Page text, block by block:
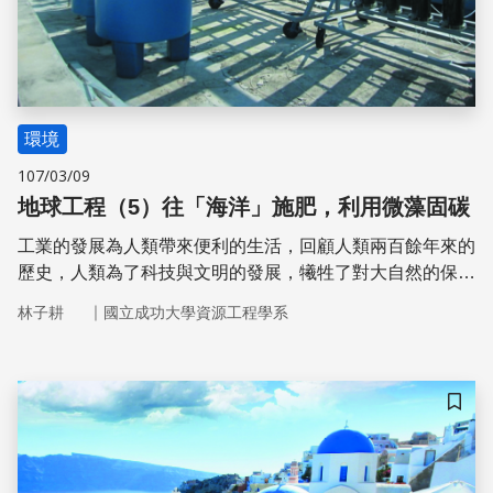
環境
107/03/09
地球工程（5）往「海洋」施肥，利用微藻固碳
工業的發展為人類帶來便利的生活，回顧人類兩百餘年來的
歷史，人類為了科技與文明的發展，犧牲了對大自然的保
利，排放大量的二氧化碳進入大氣層中，造成了全球暖化。
物，包括人類的生存。同時，異常的大氣溫度也帶來了極端
氣候的災害，暴雨、旱災、森林大火接踵而至，對人民的生
命財產安全產生重大危害。目前，世界各國都致力於減少碳
排放，希望能夠挽救岌岌可危的地球。
林子耕 ｜ 國立成功大學資源工程學系
儲存